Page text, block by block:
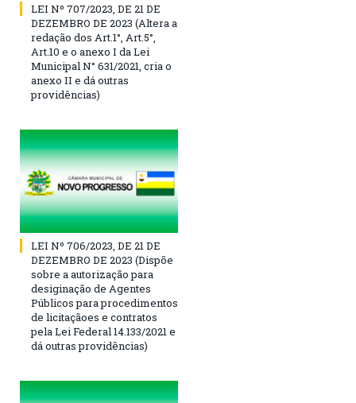
LEI Nº 707/2023, DE 21 DE
DEZEMBRO DE 2023 (Altera a
redação dos Art.1°, Art.5°,
Art.10 e o anexo I da Lei
Municipal N° 631/2021, cria o
anexo II e dá outras
providências)
LEI Nº 706/2023, DE 21 DE
DEZEMBRO DE 2023 (Dispõe
sobre a autorização para
desiginação de Agentes
Públicos para procedimentos
de licitaçãoes e contratos
pela Lei Federal 14.133/2021 e
dá outras providências)